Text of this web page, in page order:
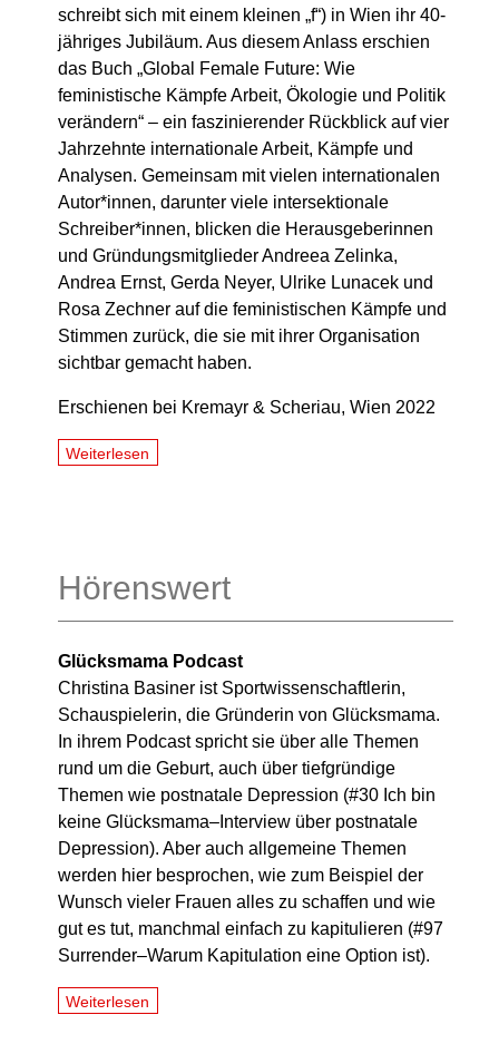
schreibt sich mit einem kleinen „f“) in Wien ihr 40-
jähriges Jubiläum. Aus diesem Anlass erschien
das Buch „Global Female Future: Wie
feministische Kämpfe Arbeit, Ökologie und Politik
verändern“ – ein faszinierender Rückblick auf vier
Jahrzehnte internationale Arbeit, Kämpfe und
Analysen. Gemeinsam mit vielen internationalen
Autor*innen, darunter viele intersektionale
Schreiber*innen, blicken die Herausgeberinnen
und Gründungsmitglieder Andreea Zelinka,
Andrea Ernst, Gerda Neyer, Ulrike Lunacek und
Rosa Zechner auf die feministischen Kämpfe und
Stimmen zurück, die sie mit ihrer Organisation
sichtbar gemacht haben.
Erschienen bei Kremayr & Scheriau, Wien 2022
Weiterlesen
Hörenswert
Glücksmama Podcast
Christina Basiner ist Sportwissenschaftlerin,
Schauspielerin, die Gründerin von Glücksmama.
In ihrem Podcast spricht sie über alle Themen
rund um die Geburt, auch über tiefgründige
Themen wie postnatale Depression (#30 Ich bin
keine Glücksmama–Interview über postnatale
Depression). Aber auch allgemeine Themen
werden hier besprochen, wie zum Beispiel der
Wunsch vieler Frauen alles zu schaffen und wie
gut es tut, manchmal einfach zu kapitulieren (#97
Surrender–Warum Kapitulation eine Option ist).
Weiterlesen